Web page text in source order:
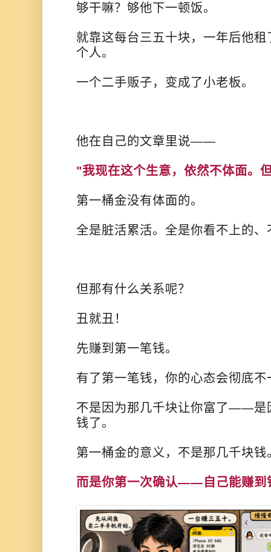
够干嘛？够他下一顿饭。
就靠这每台三五十块，一年后他
个人。
一个二手贩子，变成了小老板。
他在自己的文章里说——
"我现在这个生意，依然不体面。
第一桶金没有体面的。
全是脏活累活。全是你看不上的
但那有什么关系呢？
丑就丑！
先赚到第一笔钱。
有了第一笔钱，你的心态会彻底不
不是因为那几千块让你富了——是
钱了。
第一桶金的意义，不是那几千块钱
而是你第一次确认——自己能赚到